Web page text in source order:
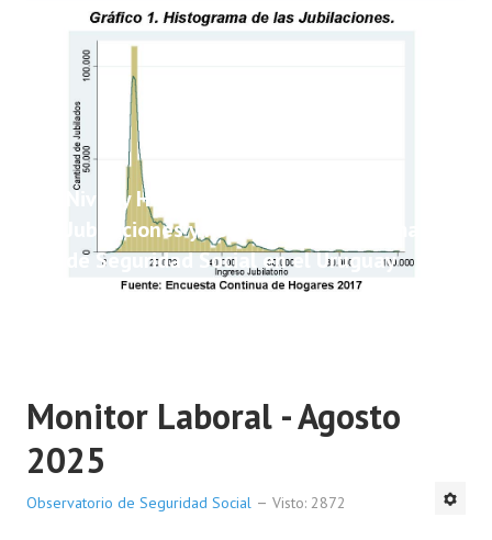
Nivel y Heterogeneidad de las
Jubilaciones y Pensiones del Sistema
de Seguridad Social en el Uruguay
Monitor Laboral - Agosto
2025
Observatorio de Seguridad Social Visto: 2872